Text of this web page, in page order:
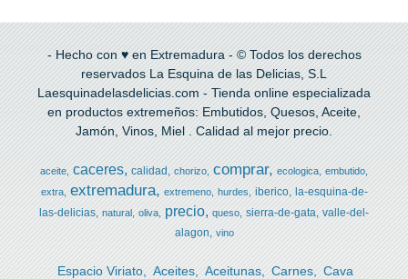
- Hecho con ♥ en Extremadura - © Todos los derechos
reservados La Esquina de las Delicias, S.L
Laesquinadelasdelicias.com - Tienda online especializada
en productos extremeños: Embutidos, Quesos, Aceite,
Jamón, Vinos, Miel . Calidad al mejor precio.
aceite caceres calidad chorizo comprar ecologica embutido
extra
extremadura extremeno hurdes iberico
la-esquina-de-
las-delicias natural oliva precio queso sierra-de-gata valle-del-
alagon
vino
Espacio Viriato Aceites Aceitunas Carnes
Cava